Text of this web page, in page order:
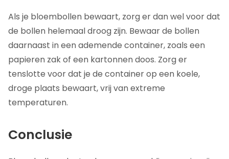
Als je bloembollen bewaart, zorg er dan wel voor dat
de bollen helemaal droog zijn. Bewaar de bollen
daarnaast in een ademende container, zoals een
papieren zak of een kartonnen doos. Zorg er
tenslotte voor dat je de container op een koele,
droge plaats bewaart, vrij van extreme
temperaturen.
Conclusie